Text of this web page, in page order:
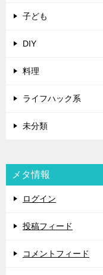
子ども
DIY
料理
ライフハック系
未分類
メタ情報
ログイン
投稿フィード
コメントフィード